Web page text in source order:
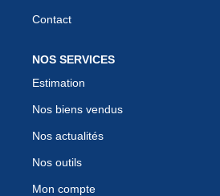
Contact
NOS SERVICES
Estimation
Nos biens vendus
Nos actualités
Nos outils
Mon compte